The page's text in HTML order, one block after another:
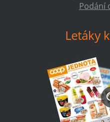
Podání
Letáky